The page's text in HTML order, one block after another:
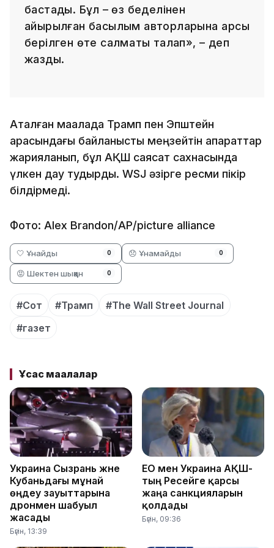
бастадық. Бұл – өз беделінен
айырылған басылым авторларына қарсы
берілген өте салмақты талап», – деп
жазды.
Аталған мақалада Трамп пен Эпштейн
арасындағы байланысты меңзейтін ақпараттар
жарияланып, бұл АҚШ саясат сахнасында
үлкен дау тудырды. WSJ әзірге ресми пікір
білдірмеді.
Фото: Alex Brandon/AP/picture alliance
🤍 Ұнайды 0 😞 Ұнамайды 0
😡 Шектен шыққан 0
#Сот #Трамп
#The Wall Street Journal
#газет
Ұқсас мақалалар
Украина Сызрань және
Кубаньдағы мұнай
өңдеу зауыттарына
дронмен шабуыл
жасады
Бүгін, 13:39
ЕО мен Украина АҚШ-
тың Ресейге қарсы
жаңа санкцияларын
қолдады
Бүгін, 09:36